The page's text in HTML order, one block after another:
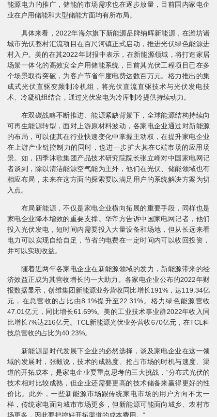
能源电力的推广，储能的市场需求也在逐步放量，目前国内家电企
业在户用储能和大型储能方面均有所布局。
具体来看，2022年海尔旗下新能源品牌纳晖新能源，在潍坊诸
城市光伏整村汇流项目在百尺河镇正式启动，推进光伏绿色能源进
村入户。美的在其2022年财报中表示，在新能源领域，将打造家居
场景一体化的高效安全户用储能系统，目前其光伏工程项目已在多
个场景取得突破，为客户节省年度电费达数百万元。格力推出的集
成式光伏直驱变频制冷机组，将光伏直流直驱技术与光伏发电技
术、冷凝机组结合，通过光伏发电为冷库制冷提供持续动力。
在双碳战略不断推进、能源紧缺背景下，全球能源结构持续向
可再生能源转型，面对上游原材料波动，各家电企业通过对新能源
的布局，可以使其在行业快速变化中掌握主动权，在提升家电企业
在上游产业链控制力的同时，也进一步扩大其在C端市场的应用场
景。如，四季沐歌集团产品技术研究院院长张立峰对中国家电网记
者谈到，除以清洁能源空气能为主外，他们在光伏、储能领域也有
相应布局，未来在这方面的探索要以满足用户的系统解决方案为切
入点。
布局新能源，不仅是家电企业横向拓展的重要手段，同样也是
家电企业降本增效的重要支撑。华帝方告诉中国家电网记者，他们
投入光伏发电，短时间内需要投入大量设备和场地，但从长远来看
电力可以实现自给自足，节省的电费在一定时间内可以收回投资，
并可以实现收益。
随着近两年各家电企业在新能源领域的发力，新能源带来的经
济效益正成为其营收增长的一大助力。各家电企业公布的2022年财
报数据显示，创维集团新能源业务营收同比增长191%，达119.34亿
元，在总营收的占比由8.1%提升至22.31%。格力绿色能源营收
47.01亿元，同比增长61.69%。美的工业技术事业群2022年收入同
比增长7%达216亿元。TCL新能源光伏业务营收670亿元，在TCL科
技总营收的占比为40.23%。
新能源是时代发展下企业的必然选择，谈及家电企业在这一领
域的发展时，张毅说，技术的成熟度、抢占市场的时机与速度、渠
道的开拓成本，是家电企业要重点思考的三大挑战，“分布式光伏的
技术相对比较成熟，但企业还需要更高的技术储备来赢得更好的性
价比。此外，一些新能源市场跟传统家电市场的用户方向不太一
样，传统家电面向城市市场更多，但新能源可能面向城乡、农村市
场更多，因此要把控好开拓渠道的成本费用。”